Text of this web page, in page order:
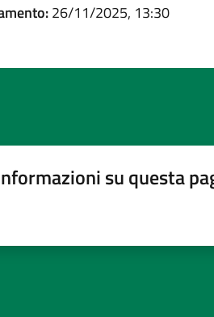
26/11/2025, 13:30
su questa